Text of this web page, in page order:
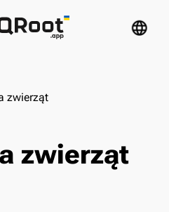
language
zwierząt
zwierząt